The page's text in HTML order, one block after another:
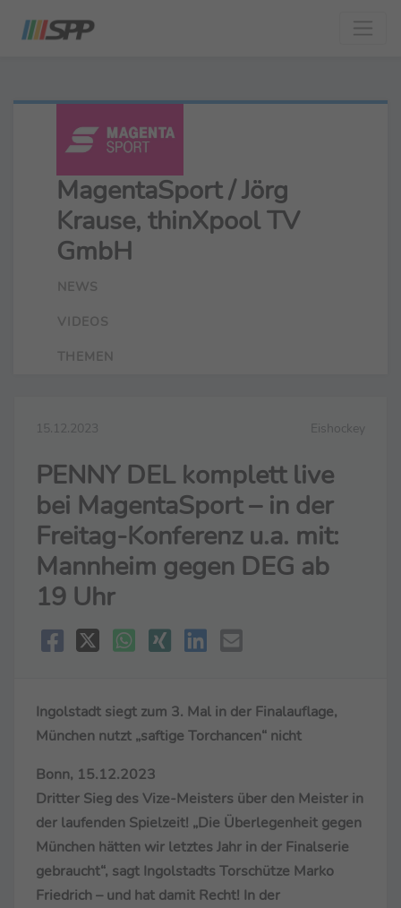
MagentaSport / Jörg
Krause, thinXpool TV
GmbH
NEWS
VIDEOS
THEMEN
15.12.2023 Eishockey
PENNY DEL komplett live
bei MagentaSport – in der
Freitag-Konferenz u.a. mit:
Mannheim gegen DEG ab
19 Uhr
Ingolstadt siegt zum 3. Mal in der Finalauflage,
München nutzt „saftige Torchancen“ nicht
Bonn, 15.12.2023
Dritter Sieg des Vize-Meisters über den Meister in
der laufenden Spielzeit! „Die Überlegenheit gegen
München hätten wir letztes Jahr in der Finalserie
gebraucht“, sagt Ingolstadts Torschütze Marko
Friedrich – und hat damit Recht! In der